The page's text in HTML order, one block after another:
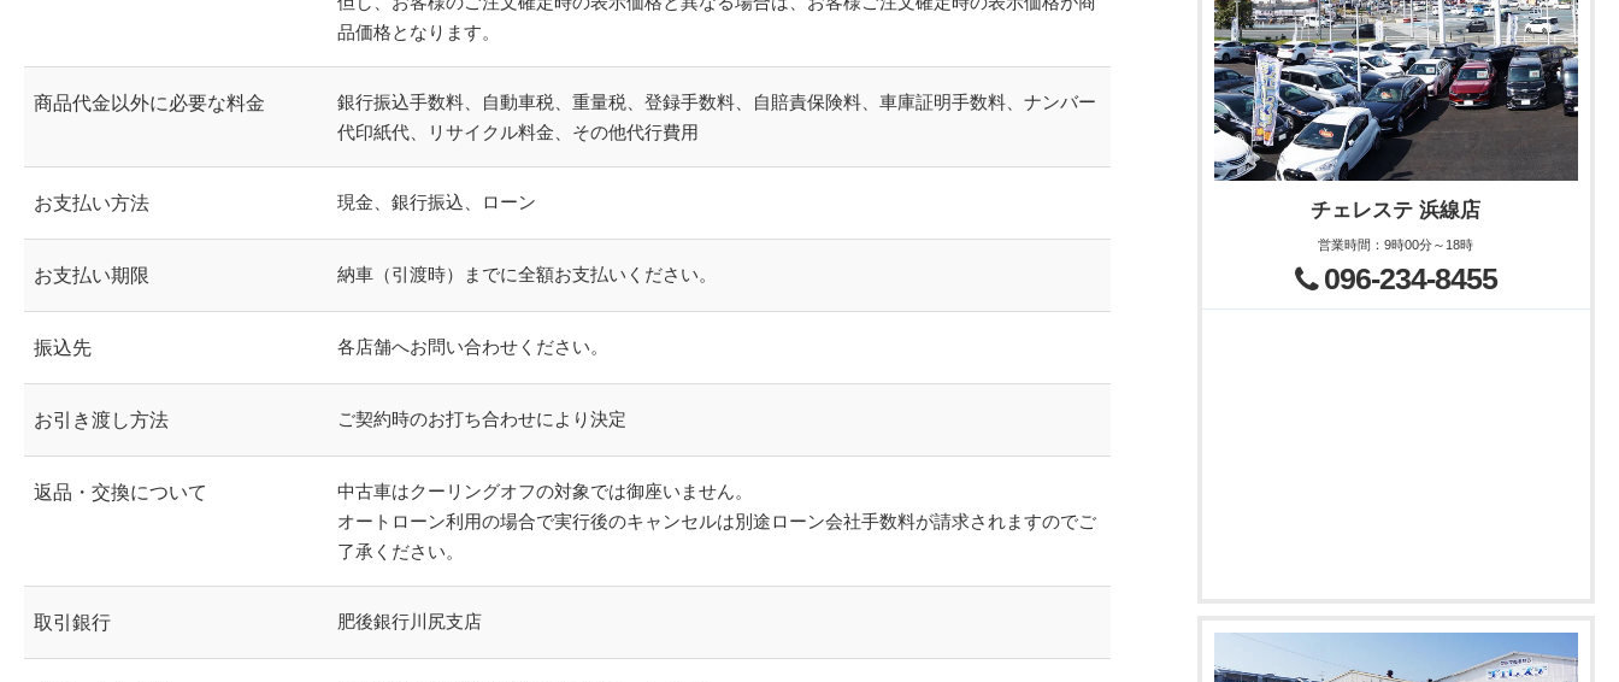
品価格となります。
商品代金以外に必要な料金
銀行振込手数料、自動車税、重量税、登録手数料、自賠責保険料、車庫証明手数料、ナンバー
代印紙代、リサイクル料金、その他代行費用
お支払い方法 現金、銀行振込、ローン
お支払い期限 納車（引渡時）までに全額お支払いください。
振込先 各店舗へお問い合わせください。
お引き渡し方法 ご契約時のお打ち合わせにより決定
返品・交換について
中古車はクーリングオフの対象では御座いません。
オートローン利用の場合で実行後のキャンセルは別途ローン会社手数料が請求されますのでご
了承ください。
取引銀行 肥後銀行川尻支店
チェレステ 浜線店
営業時間 ：9時00分～18時
096-234-8455